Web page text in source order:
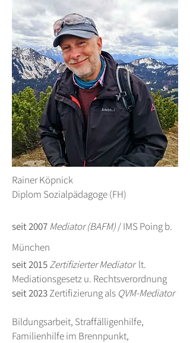
Rainer Köpnick
Diplom Sozialpädagoge (FH)
seit 2007Mediator (BAFM)/ IMS Poing b.
München
seit 2015Zertifizierter Mediatorlt.
Mediationsgesetz u. Rechtsverordnung
seit 2023Zertifizierung als QVM-Mediator
Bildungsarbeit, Straffälligenhilfe,
Familienhilfe im Brennpunkt,